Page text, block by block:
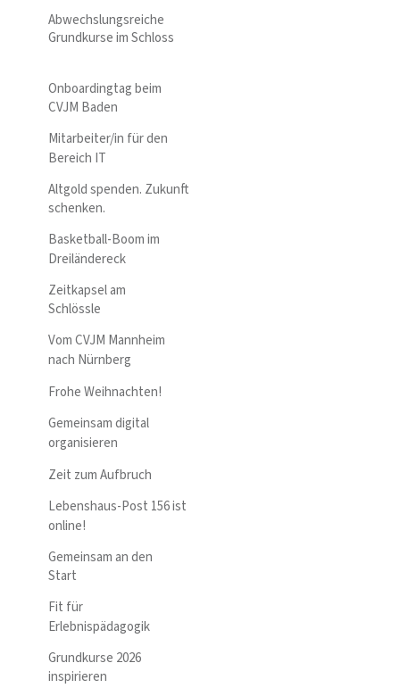
Abwechslungsreiche
Grundkurse im Schloss
Onboardingtag beim
CVJM Baden
Mitarbeiter/in für den
Bereich IT
Altgold spenden. Zukunft
schenken.
Basketball-Boom im
Dreiländereck
Zeitkapsel am
Schlössle
Vom CVJM Mannheim
nach Nürnberg
Frohe Weihnachten!
Gemeinsam digital
organisieren
Zeit zum Aufbruch
Lebenshaus-Post 156 ist
online!
Gemeinsam an den
Start
Fit für
Erlebnispädagogik
Grundkurse 2026
inspirieren